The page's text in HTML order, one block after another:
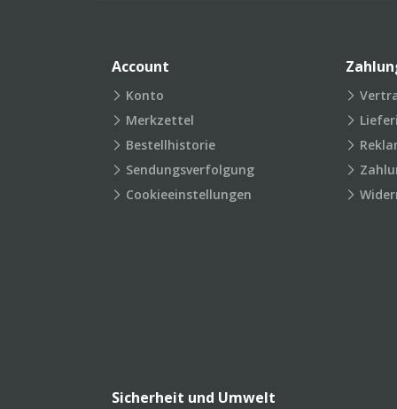
Account
Konto
Merkzettel
Bestellhistorie
Sendungsverfolgung
Cookieeinstellungen
Sicherheit und Umwelt